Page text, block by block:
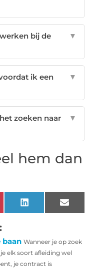
bij de
▼
ik een
▼
zoeken naar
▼
hem dan
LinkedIn Email
baan Wanneer je op zoek
elk soort afleiding wel
je contract is